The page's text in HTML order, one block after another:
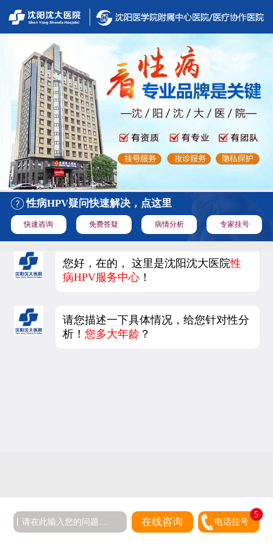
性病HPV疑问快速解决，点这里
快速咨询 免费答疑 病情分析 专家挂号
您好，在的， 这里是沈阳沈大医院性
病HPV服务中心 ！
请您描述一下具体情况，给您针对性分
析！您多大年龄 ？
在线咨询 电话挂号
5